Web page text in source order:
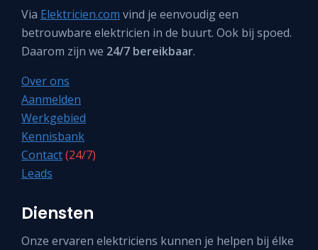
Via Elektricien.com vind je eenvoudig een
betrouwbare elektricien in de buurt. Ook bij spoed.
Daarom zijn we 24/7 bereikbaar.
Over ons
Aanmelden
Werkgebied
Kennisbank
Contact(24/7)
Leads
Diensten
Onze ervaren elektriciens kunnen je helpen bij élke